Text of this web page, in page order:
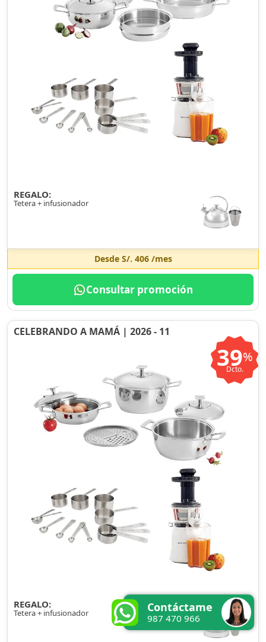
REGALO:
Tetera + infusionador
Desde S/. 406/mes
Consultar promoción
CELEBRANDO A MAMÁ | 2026 - 11
39%
Dcto.
REGALO:
Tetera + infusionador Contáctame
987 470 966